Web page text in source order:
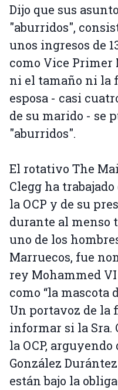
Dijo que sus
"aburridos",
unos ingresos de
como Vice Primer
ni el tamaño ni la
esposa - casi
de su marido - se
"aburridos".
El rotativo The
Clegg ha
la OCP y de su
durante al menso
uno de los
Marruecos, fue
rey Mohammed
como “la mascota
Un portavoz de la
informar si la Sra.
la OCP,
González
están bajo la